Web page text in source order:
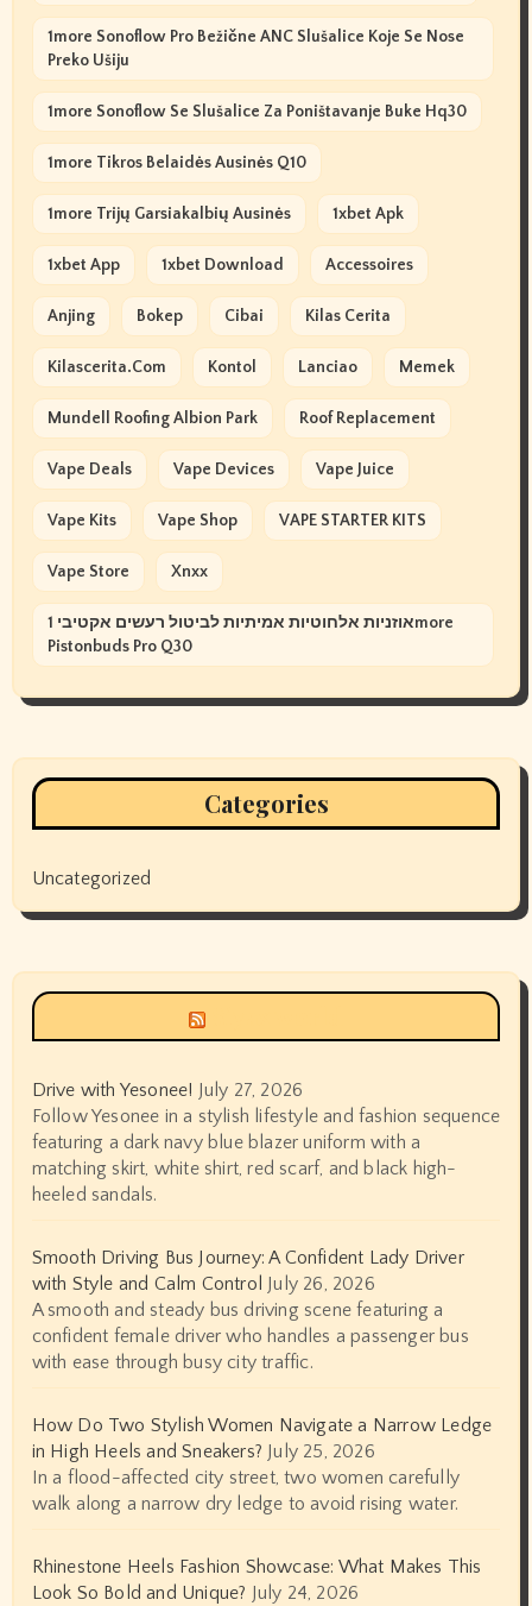
1more Sonoflow Pro Bežične ANC Slušalice Koje Se Nose
Preko Ušiju
1more Sonoflow Se Slušalice Za Poništavanje Buke Hq30
1more Tikros Belaidės Ausinės Q10
1more Trijų Garsiakalbių Ausinės 1xbet Apk
1xbet App 1xbet Download Accessoires
Anjing Bokep Cibai Kilas Cerita
Kilascerita.com Kontol Lanciao Memek
Mundell Roofing Albion Park Roof Replacement
Vape Deals Vape Devices Vape Juice
Vape Kits Vape Shop VAPE STARTER KITS
Vape Store Xnxx
אוזניות אלחוטיות אמיתיות לביטול רעשים אקטיבי 1more
Pistonbuds Pro Q30
Categories
Uncategorized
Drive with Yesonee! July 27, 2026
Follow Yesonee in a stylish lifestyle and fashion sequence
featuring a dark navy blue blazer uniform with a
matching skirt, white shirt, red scarf, and black high-
heeled sandals.
Smooth Driving Bus Journey: A Confident Lady Driver
with Style and Calm Control July 26, 2026
A smooth and steady bus driving scene featuring a
confident female driver who handles a passenger bus
with ease through busy city traffic.
How Do Two Stylish Women Navigate a Narrow Ledge
in High Heels and Sneakers? July 25, 2026
In a flood-affected city street, two women carefully
walk along a narrow dry ledge to avoid rising water.
Rhinestone Heels Fashion Showcase: What Makes This
Look So Bold and Unique? July 24, 2026